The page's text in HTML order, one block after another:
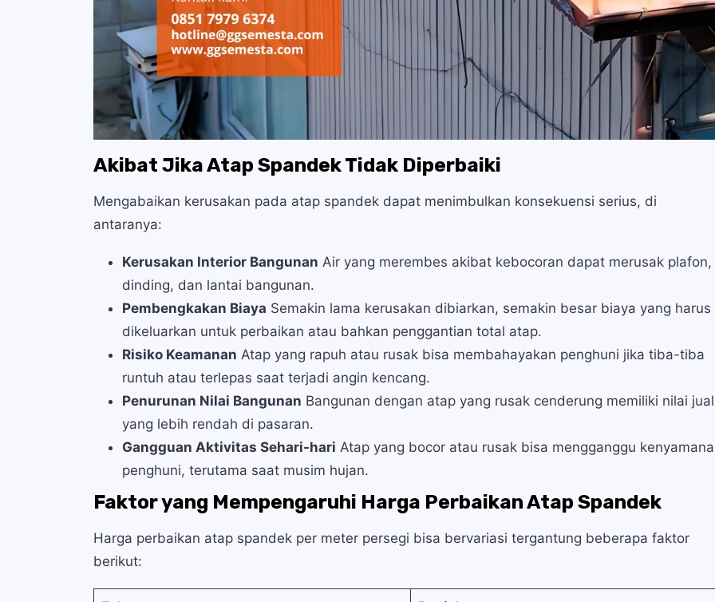
Akibat Jika Atap Spandek Tidak Diperbaiki
Mengabaikan kerusakan pada atap spandek dapat menimbulkan konsekuensi serius, di
antaranya:
Kerusakan Interior Bangunan Air yang merembes akibat kebocoran dapat merusak plafon,
dinding, dan lantai bangunan.
Pembengkakan Biaya Semakin lama kerusakan dibiarkan, semakin besar biaya yang harus
dikeluarkan untuk perbaikan atau bahkan penggantian total atap.
Risiko Keamanan Atap yang rapuh atau rusak bisa membahayakan penghuni jika tiba-tiba
runtuh atau terlepas saat terjadi angin kencang.
Penurunan Nilai Bangunan Bangunan dengan atap yang rusak cenderung memiliki nilai jual
yang lebih rendah di pasaran.
Gangguan Aktivitas Sehari-hari Atap yang bocor atau rusak bisa mengganggu
penghuni, terutama saat musim hujan.
Faktor yang Mempengaruhi Harga Perbaikan Atap Spandek
Harga perbaikan atap spandek per meter persegi bisa bervariasi tergantung beberapa faktor
berikut: